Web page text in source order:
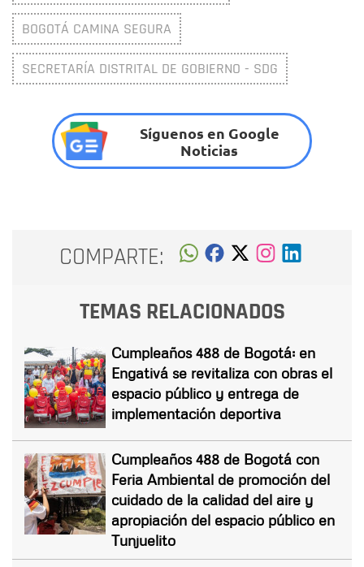
BOGOTÁ CAMINA SEGURA
SECRETARÍA DISTRITAL DE GOBIERNO - SDG
Síguenos en Google
Noticias
COMPARTE:
TEMAS RELACIONADOS
Cumpleaños 488 de Bogotá: en
Engativá se revitaliza con obras el
espacio público y entrega de
implementación deportiva
Cumpleaños 488 de Bogotá con
Feria Ambiental de promoción del
cuidado de la calidad del aire y
apropiación del espacio público en
Tunjuelito